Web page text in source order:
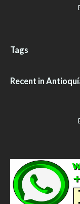
Tags
Recent in